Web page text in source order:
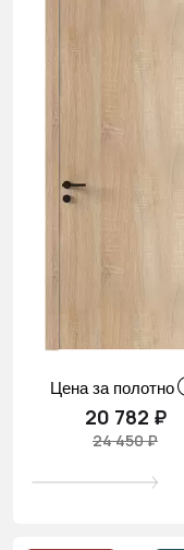
Цена за полотно
20 782 ₽
24 450 ₽